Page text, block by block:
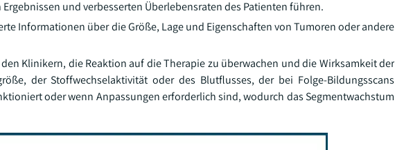
und verbesserten Überlebensraten des Patienten führen.
Informationen über die Größe, Lage und Eigenschaften von Tumoren oder andere
Klinikern, die Reaktion auf die Therapie zu überwachen und die Wirksamkeit der
der Stoffwechselaktivität oder des Blutflusses, der bei Folge-Bildungsscans
oder wenn Anpassungen erforderlich sind, wodurch das Segmentwachstum